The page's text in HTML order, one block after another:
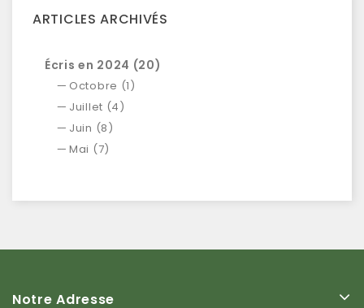
ARTICLES ARCHIVÉS
Écris en 2024 (20)
Octobre (1)
Juillet (4)
Juin (8)
Mai (7)
Notre Adresse